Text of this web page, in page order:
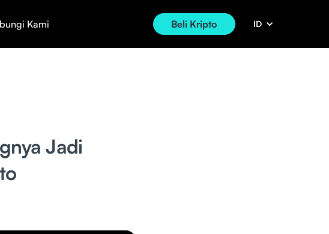
Kami Beli Kripto ID
Jadi